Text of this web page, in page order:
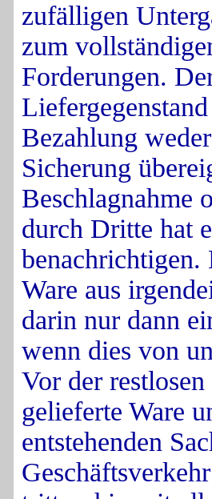
zufälligen
zum
Forderungen.
Bezahlung
Sicherung
Beschlagnahme
durch Dritte hat
Ware aus
darin nur dann
wenn dies von
Vor der
gelieferte Ware
entstehenden